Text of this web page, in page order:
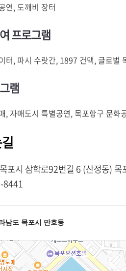
연, 도깨비 장터
프로그램
터, 파시 수랏간, 1897 건맥, 글로벌
램
, 자매도시 특별공연, 목포항구 문
포시 삼학로92번길 6 (산정동) 목
8441